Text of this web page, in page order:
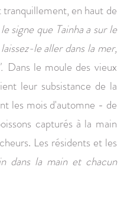
en haut de
signe que Tainha a sur le
le aller dans la mer,
Dans le moule des vieux
leur subsistance de la
les mois d'automne - de
capturés à la main
Les résidents et les
dans la main et chacun